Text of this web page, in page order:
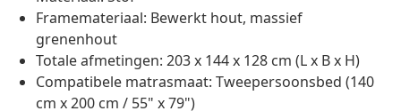
Framemateriaal: Bewerkt hout, massief
grenenhout
Totale afmetingen: 203 x 144 x 128 cm (L x B x H)
Compatibele matrasmaat: Tweepersoonsbed (140
cm x 200 cm / 55" x 79")